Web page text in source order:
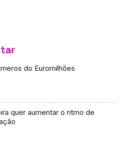
do Euromilhões
quer aumentar o ritmo de